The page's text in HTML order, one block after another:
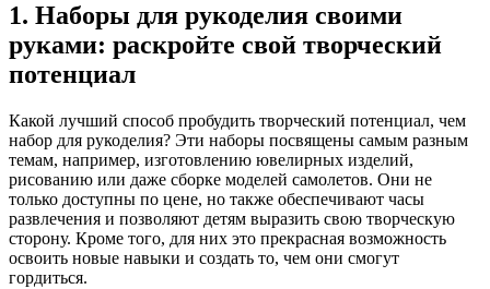
1. Наборы для рукоделия своими
руками: раскройте свой творческий
потенциал
Какой лучший способ пробудить творческий потенциал, чем
набор для рукоделия? Эти наборы посвящены самым разным
темам, например, изготовлению ювелирных изделий,
рисованию или даже сборке моделей самолетов. Они не
только доступны по цене, но также обеспечивают часы
развлечения и позволяют детям выразить свою творческую
сторону. Кроме того, для них это прекрасная возможность
освоить новые навыки и создать то, чем они смогут
гордиться.